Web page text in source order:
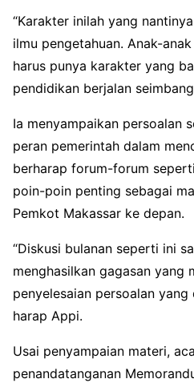
“Karakter inilah yang
ilmu pengetahuan. Anak-
harus punya karakter yang
pendidikan berjalan
Ia menyampaikan persoalan
peran pemerintah dalam
berharap forum-forum
poin-poin penting sebagai
Pemkot Makassar ke depan.
“Diskusi bulanan seperti ini
menghasilkan gagasan yang
penyelesaian persoalan yang
harap Appi.
Usai penyampaian materi,
penandatanganan